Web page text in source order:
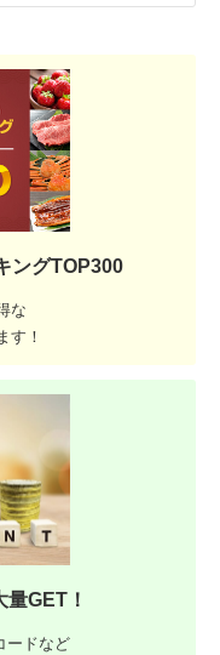
ングTOP300
な
す！
GET！
ードなど